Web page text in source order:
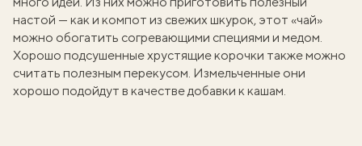
настой — как и компот из свежих шкурок, этот «чай»
можно обогатить согревающими специями и медом.
Хорошо подсушенные хрустящие корочки также можно
считать полезным перекусом. Измельченные они
хорошо подойдут в качестве добавки к кашам.